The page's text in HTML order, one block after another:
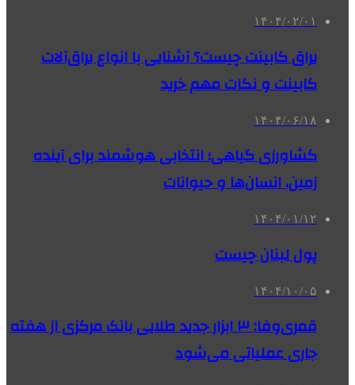
۱۴۰۴/۰۲/۰۱
یراق کابینت چیست؟ آشنایی با انواع یراق‌آلات
کابینت و نکات مهم خرید
۱۴۰۴/۰۶/۱۸
کشاورزی گیاهی؛ انتخابی هوشمند برای آینده
زمین، انسان‌ها و حیوانات
۱۴۰۴/۰۱/۱۲
پول لبنان چیست
۱۴۰۴/۱۰/۰۵
قمری‌وفا: ۳ ابزار جدید طلایی بانک مرکزی از هفته
جاری عملیاتی می‌شود